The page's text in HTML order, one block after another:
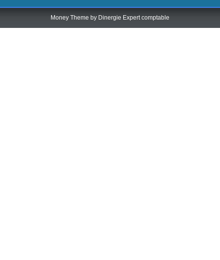
Money Theme by Dinergie Expert comptable